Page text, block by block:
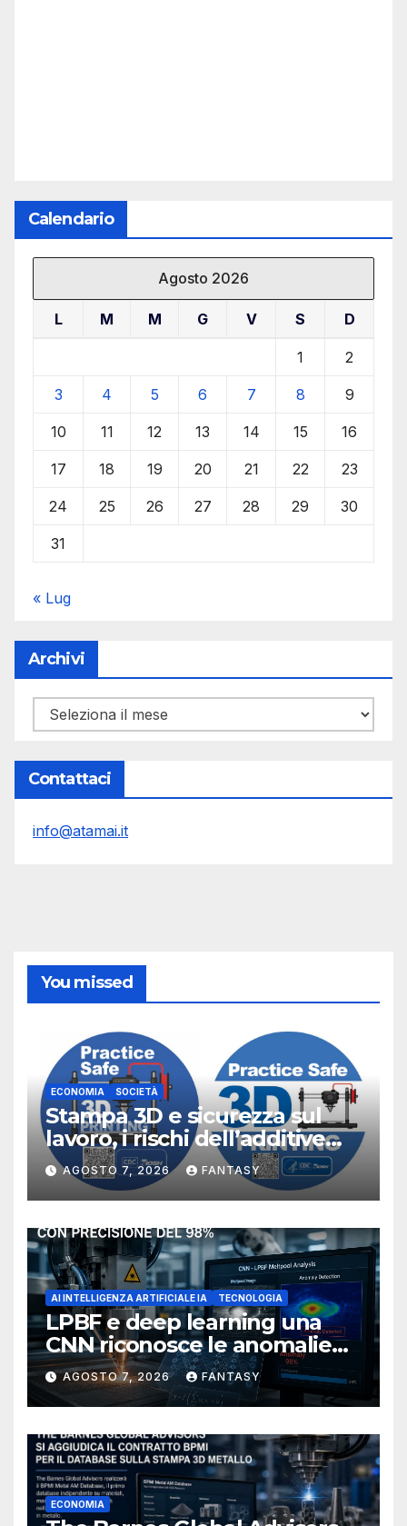
Calendario
Agosto 2026
L M M G V S D
1 2
3 4 5 6 7 8 9
10 11 12 13 14 15 16
17 18 19 20 21 22 23
24 25 26 27 28 29 30
31
« Lug
Archivi
Archivi
Contattaci
info@atamai.it
You missed
ECONOMIA SOCIETÀ
Stampa 3D e sicurezza sul
lavoro, i rischi dell’additive
manufacturing secondo
NIOSH
AGOSTO 7, 2026 FANTASY
AI INTELLIGENZA ARTIFICIALE IA TECNOLOGIA
LPBF e deep learning una
CNN riconosce le anomalie
del bagno di fusione
AGOSTO 7, 2026 FANTASY
ECONOMIA